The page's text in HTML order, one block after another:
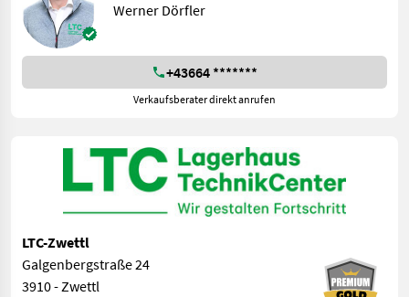
Werner Dörfler
+43664 *******
Verkaufsberater direkt anrufen
LTC-Zwettl
Galgenbergstraße 24
3910 - Zwettl